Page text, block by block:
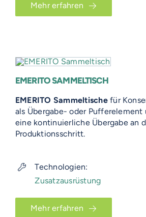
Mehr erfahren
EMERITO SAMMELTISCH
EMERITO Sammeltischefür
als Übergabe- oder Pufferelement
eine kontinuierliche Übergabe an
Produktionsschritt.
Technologien:
Zusatzausrüstung
Mehr erfahren